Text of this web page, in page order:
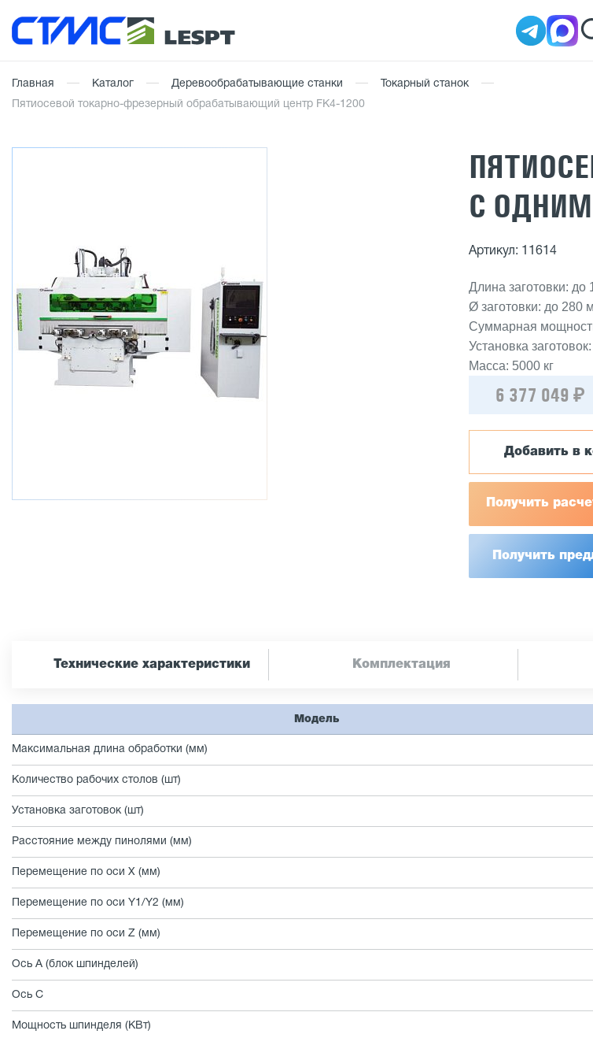
Главная Каталог Деревообрабатывающие станки
Токарный станок
Пятиосевой токарно-фрезерный обрабатывающий центр FK4-1200
С
Артикул: 11614
Длина заготовки: до
Ø заготовки: до 280
Суммарная
Установка
Масса: 5000 кг
6 377 049 ₽
Добавить в
Получить
Получить
Технические характеристики Комплектация
Модель
Максимальная длина обработки (мм)
Количество рабочих столов (шт)
Установка заготовок (шт)
Расстояние между пинолями (мм)
Перемещение по оси Х (мм)
Перемещение по оси Y1/Y2 (мм)
Перемещение по оси Z (мм)
Ось A (блок шпинделей)
Ось С
Мощность шпинделя (КВт)